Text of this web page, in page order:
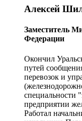
Алексей
Заместитель
Федерации
Окончил
путей
перевозок и
специальности
предприятии
Работал